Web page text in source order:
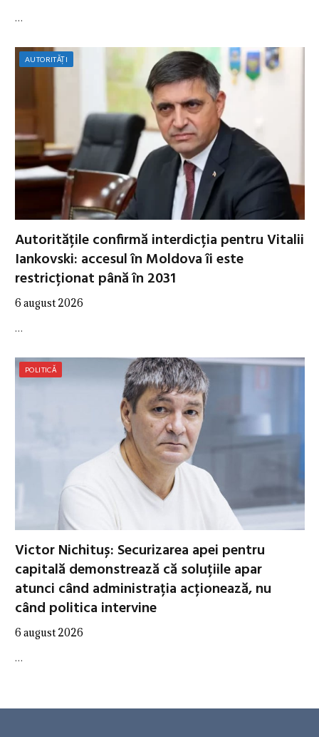
…
AUTORITĂȚI
Autoritățile confirmă interdicția pentru Vitalii
Iankovski: accesul în Moldova îi este
restricționat până în 2031
6 august 2026
…
POLITICĂ
Victor Nichituș: Securizarea apei pentru
capitală demonstrează că soluțiile apar
atunci când administrația acționează, nu
când politica intervine
6 august 2026
…